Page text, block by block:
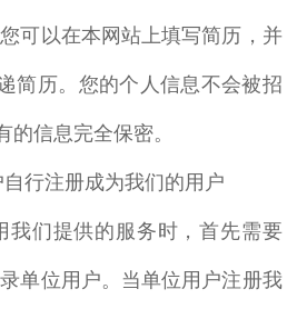
可以在本网站上填写简历，并
简历。您的个人信息不会被招
信息完全保密。
自行注册成为我们的用户
我们提供的服务时，首先需要
单位用户。当单位用户注册我